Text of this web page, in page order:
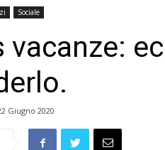
Sociale
vacanze:
Giugno 2020